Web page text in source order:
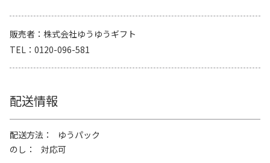
販売者
株式会社ゆうゆうギフト
TEL
0120-096-581
配送情報
配送方法
ゆうパック
のし
対応可